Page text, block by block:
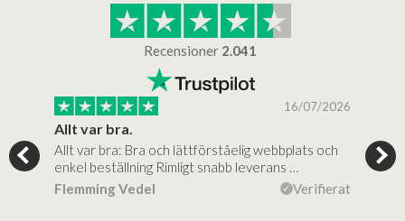
Recensioner 2.041
16/07/2026
Allt var bra.
Allt var bra: Bra och lättförståelig webbplats och
enkel beställning Rimligt snabb leverans …
Flemming Vedel
Verifierat
Jag